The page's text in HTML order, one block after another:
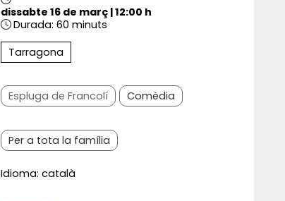
dissabte 16 de març |12:00 h
Durada: 60 minuts
Tarragona
Espluga de Francolí Comèdia
Per a tota la família
Idioma: català